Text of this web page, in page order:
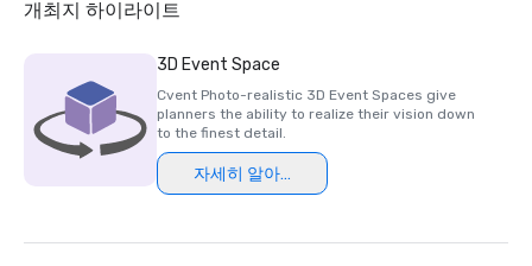
개최지 하이라이트
3D Event Space
Cvent Photo-realistic 3D Event Spaces give
planners the ability to realize their vision down
to the finest detail.
자세히 알아보기